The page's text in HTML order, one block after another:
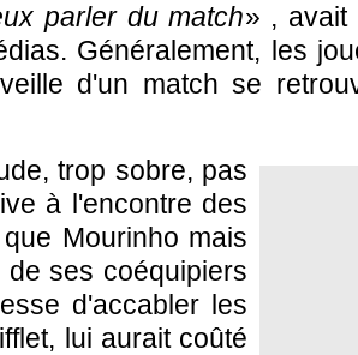
parler du match» , avait
Généralement, les
d'un match se
trop sobre, pas
à l'encontre des
Mourinho mais
ses coéquipiers
d'accabler les
lui aurait coûté